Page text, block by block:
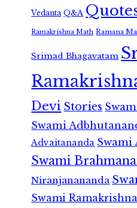
Vedanta Q&A
Ramakrishna Math Ramana
Srimad Bhagavatam
Devi Stories
Swami
Advaitananda Swami
Swami
Niranjanananda
Swami